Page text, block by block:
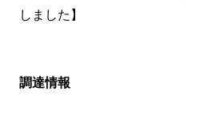
しました】
調達情報